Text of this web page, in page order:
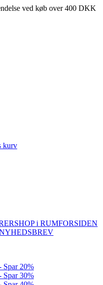
ved køb over 400 DKK
kurv
SHOP i RUMFORSIDEN
Spar 20%
Spar 30%